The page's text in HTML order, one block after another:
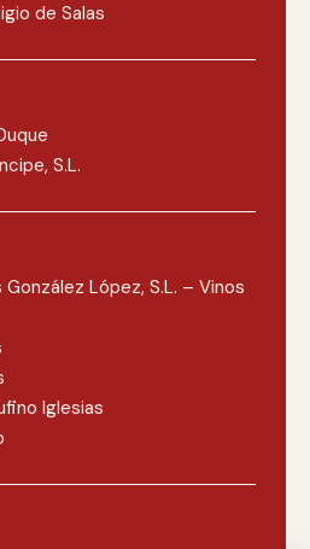
de Salas
S.L.
López, S.L. – Vinos
Iglesias